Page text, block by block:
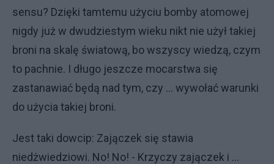
sensu? Dzięki tamtemu użyciu bomby atomowej
nigdy już w dwudziestym wieku nikt nie użył takiej
broni na skalę światową, bo wszyscy wiedzą, czym
to pachnie. I długo jeszcze mocarstwa się
zastanawiać będą nad tym, czy ... wywołać warunki
do użycia takiej broni.
Jest taki dowcip: Zajączek się stawia
niedżwiedziowi. No! No! - Krzyczy zajączek i ...